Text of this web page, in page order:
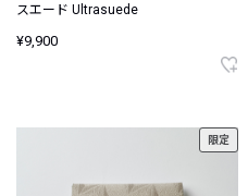
スエード Ultrasuede
¥9,900
限定